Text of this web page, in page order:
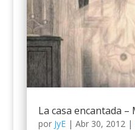
La casa encantada –
por JyE| Abr 30, 2012 |